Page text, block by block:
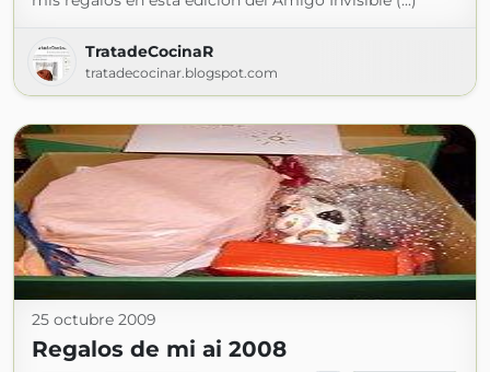
TratadeCocinaR
tratadecocinar.blogspot.com
25 octubre 2009
Regalos de mi ai 2008